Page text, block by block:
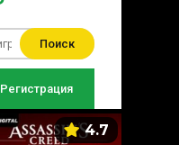
Поиск
Регистрация
4.7